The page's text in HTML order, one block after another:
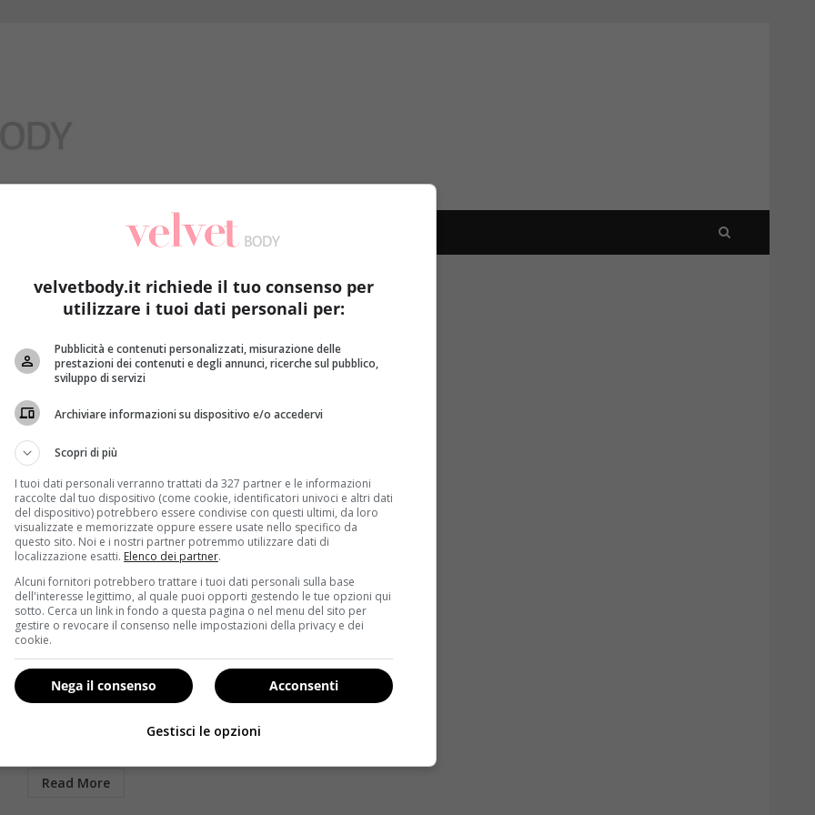
Primi piatti
Ricette autunnali: come preparare gli gnocchi di
castagne
Redazione 15 Novembre 2014
Quello degli gnocchi di castagne è un primo piatto
tipicamente autunnale che si può preparare in
Read More
velvetbody.it richiede il tuo consenso per
utilizzare i tuoi dati personali per:
Pubblicità e contenuti personalizzati, misurazione delle
prestazioni dei contenuti e degli annunci, ricerche sul pubblico,
sviluppo di servizi
Archiviare informazioni su dispositivo e/o accedervi
Scopri di più
I tuoi dati personali verranno trattati da 327 partner e le informazioni
raccolte dal tuo dispositivo (come cookie, identificatori univoci e altri dati
del dispositivo) potrebbero essere condivise con questi ultimi, da loro
visualizzate e memorizzate oppure essere usate nello specifico da
questo sito. Noi e i nostri partner potremmo utilizzare dati di
localizzazione esatti. Elenco dei partner.
Alcuni fornitori potrebbero trattare i tuoi dati personali sulla base
dell'interesse legittimo, al quale puoi opporti gestendo le tue opzioni qui
sotto. Cerca un link in fondo a questa pagina o nel menu del sito per
gestire o revocare il consenso nelle impostazioni della privacy e dei
cookie.
Acconsenti
Nega il consenso
Gestisci le opzioni